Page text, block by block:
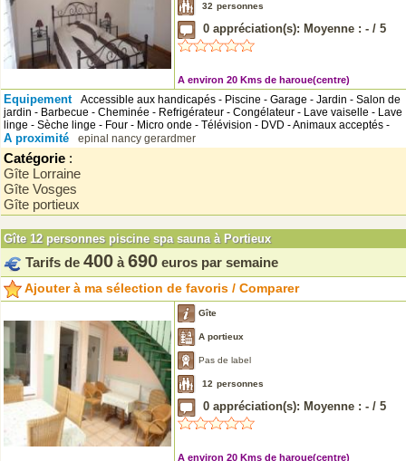
32 personnes
0 appréciation(s): Moyenne : - / 5
A environ 20 Kms de haroue(centre)
Equipement
Accessible aux handicapés - Piscine - Garage - Jardin - Salon de
jardin - Barbecue - Cheminée - Refrigérateur - Congélateur - Lave vaiselle - Lave
linge - Sèche linge - Four - Micro onde - Télévision - DVD - Animaux acceptés -
A proximité epinal nancy gerardmer
Catégorie :
Gîte Lorraine
Gîte Vosges
Gîte portieux
Gîte 12 personnes piscine spa sauna à Portieux
Tarifs de 400 à 690 euros par semaine
Ajouter à ma sélection de favoris / Comparer
Gîte
A portieux
Pas de label
12 personnes
0 appréciation(s): Moyenne : - / 5
A environ 20 Kms de haroue(centre)